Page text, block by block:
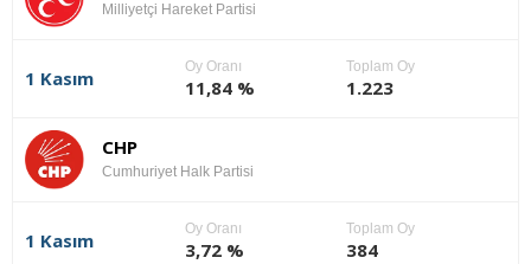
Milliyetçi Hareket Partisi
1 Kasım
Oy Oranı
11,84 %
Toplam Oy
1.223
CHP
Cumhuriyet Halk Partisi
1 Kasım
Oy Oranı
3,72 %
Toplam Oy
384